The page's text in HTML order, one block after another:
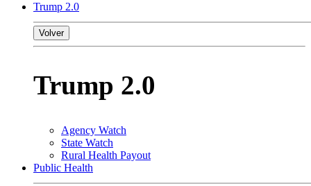
Trump 2.0
Volver
Trump 2.0
Agency Watch
State Watch
Rural Health Payout
Public Health